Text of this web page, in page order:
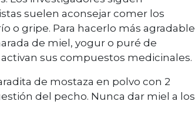
suelen aconsejar comer los
o gripe. Para hacerlo más agradable
de miel, yogur o puré de
sus compuestos medicinales.
de mostaza en polvo con 2
del pecho. Nunca dar miel a los